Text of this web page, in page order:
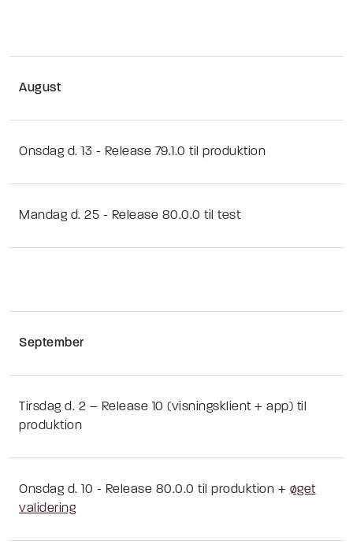
August
Onsdag d. 13 - Release 79.1.0 til produktion
Mandag d. 25 - Release 80.0.0 til test
September
Tirsdag d. 2 – Release 10 (visningsklient + app) til
produktion
Onsdag d. 10 - Release 80.0.0 til produktion + øget
validering